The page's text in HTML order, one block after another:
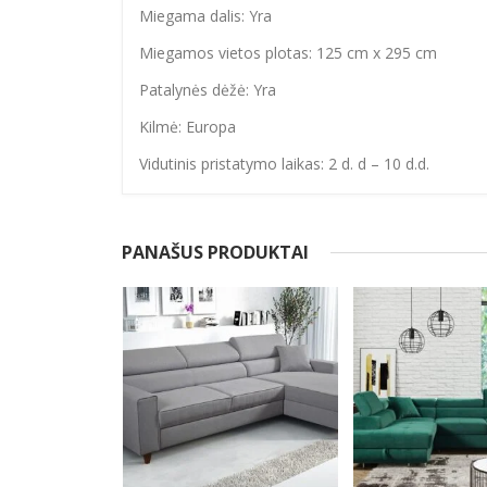
Miegama dalis: Yra
Miegamos vietos plotas: 125 cm x 295 cm
Patalynės dėžė: Yra
Kilmė: Europa
Vidutinis pristatymo laikas: 2 d. d – 10 d.d.
PANAŠUS PRODUKTAI